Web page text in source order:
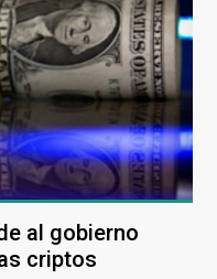
al gobierno
criptos